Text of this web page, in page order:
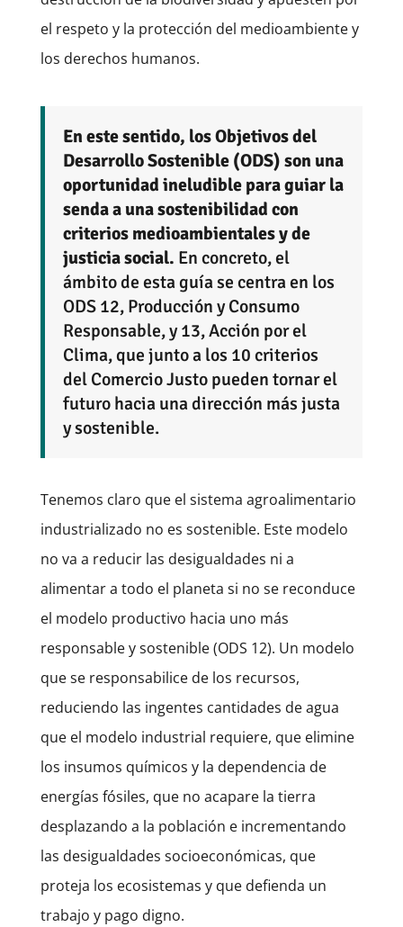
el respeto y la protección del medioambiente y
los derechos humanos.
En este sentido, los Objetivos del
Desarrollo Sostenible (ODS) son una
oportunidad ineludible para guiar la
senda a una sostenibilidad con
criterios medioambientales y de
justicia social. En concreto, el
ámbito de esta guía se centra en los
ODS 12, Producción y Consumo
Responsable, y 13, Acción por el
Clima, que junto a los 10 criterios
del Comercio Justo pueden tornar el
futuro hacia una dirección más justa
y sostenible.
Tenemos claro que el sistema agroalimentario
industrializado no es sostenible. Este modelo
no va a reducir las desigualdades ni a
alimentar a todo el planeta si no se reconduce
el modelo productivo hacia uno más
responsable y sostenible (ODS 12). Un modelo
que se responsabilice de los recursos,
reduciendo las ingentes cantidades de agua
que el modelo industrial requiere, que elimine
los insumos químicos y la dependencia de
energías fósiles, que no acapare la tierra
desplazando a la población e incrementando
las desigualdades socioeconómicas, que
proteja los ecosistemas y que defienda un
trabajo y pago digno.